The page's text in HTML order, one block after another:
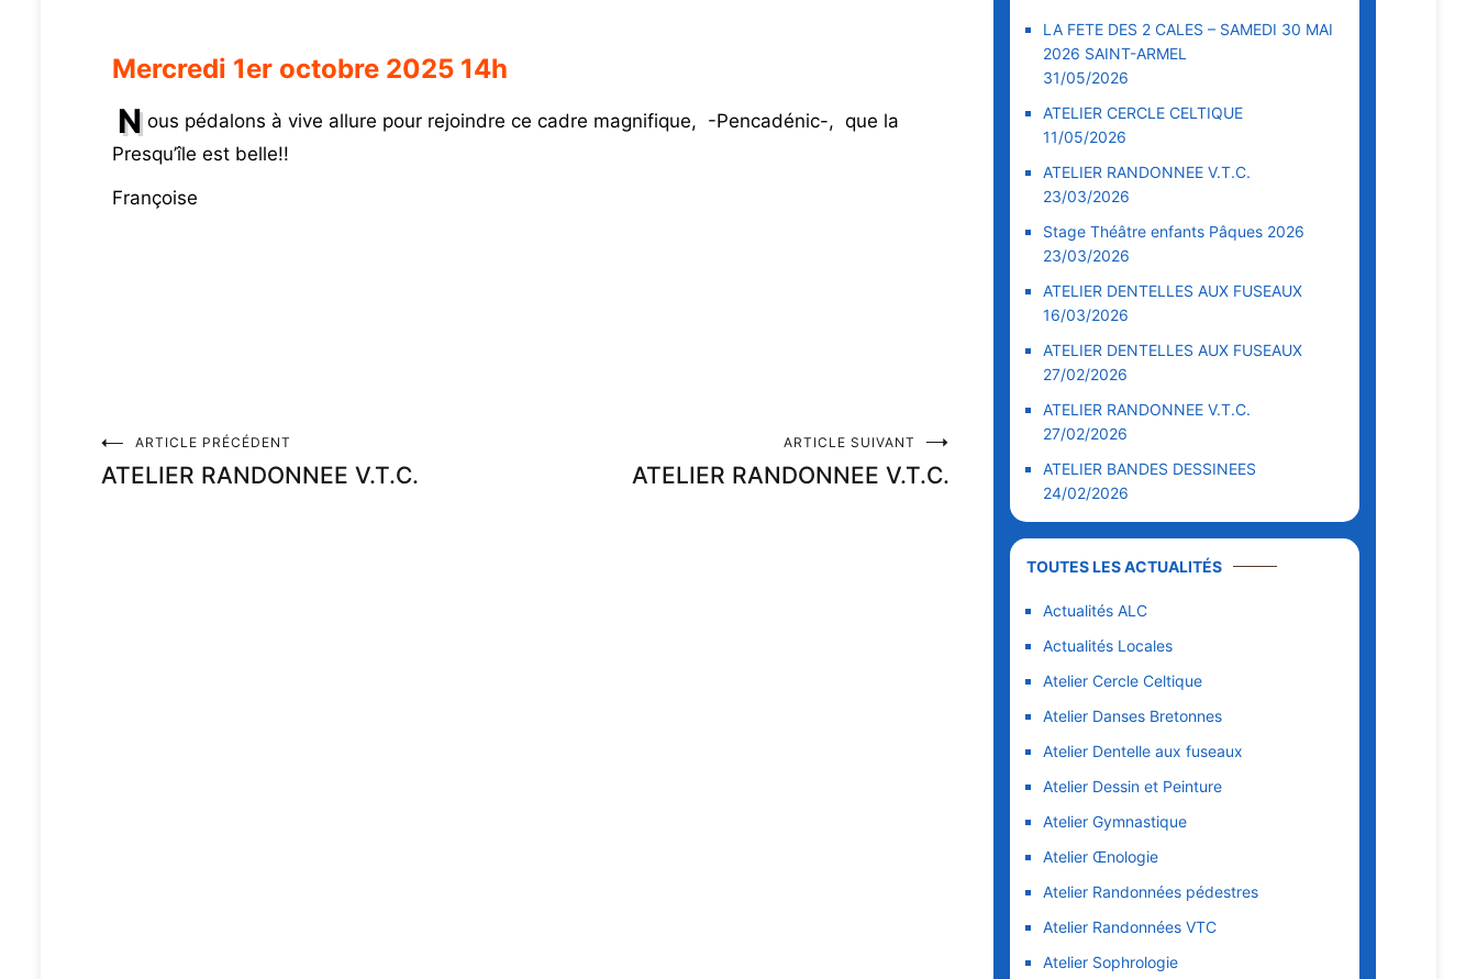
Mercredi 1er octobre 2025 14h
N ous pédalons à vive allure pour rejoindre ce cadre magnifique, -Pencadénic-, que la
Presqu’île est belle!!
Françoise
ARTICLE PRÉCÉDENT
ATELIER RANDONNEE V.T.C.
ARTICLE SUIVANT
ATELIER RANDONNEE V.T.C.
LA FETE DES 2 CALES – SAMEDI 30 MAI
2026 SAINT-ARMEL
31/05/2026
ATELIER CERCLE CELTIQUE
11/05/2026
ATELIER RANDONNEE V.T.C.
23/03/2026
Stage Théâtre enfants Pâques 2026
23/03/2026
ATELIER DENTELLES AUX FUSEAUX
16/03/2026
ATELIER DENTELLES AUX FUSEAUX
27/02/2026
ATELIER RANDONNEE V.T.C.
27/02/2026
ATELIER BANDES DESSINEES
24/02/2026
TOUTES LES ACTUALITÉS
Actualités ALC
Actualités Locales
Atelier Cercle Celtique
Atelier Danses Bretonnes
Atelier Dentelle aux fuseaux
Atelier Dessin et Peinture
Atelier Gymnastique
Atelier Œnologie
Atelier Randonnées pédestres
Atelier Randonnées VTC
Atelier Sophrologie